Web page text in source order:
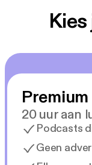
Premium
20 uur aan
Podcasts
Geen